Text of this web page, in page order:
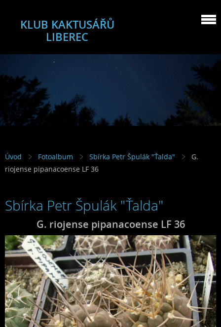
KLUB KAKTUSÁŘŮ
LIBEREC
Úvod Fotoalbum Sbírka Petr Špulák "Ťalda"
G.
riojense pipanacoense LF 36
Sbírka Petr Špulák "Ťalda"
G. riojense pipanacoense LF 36